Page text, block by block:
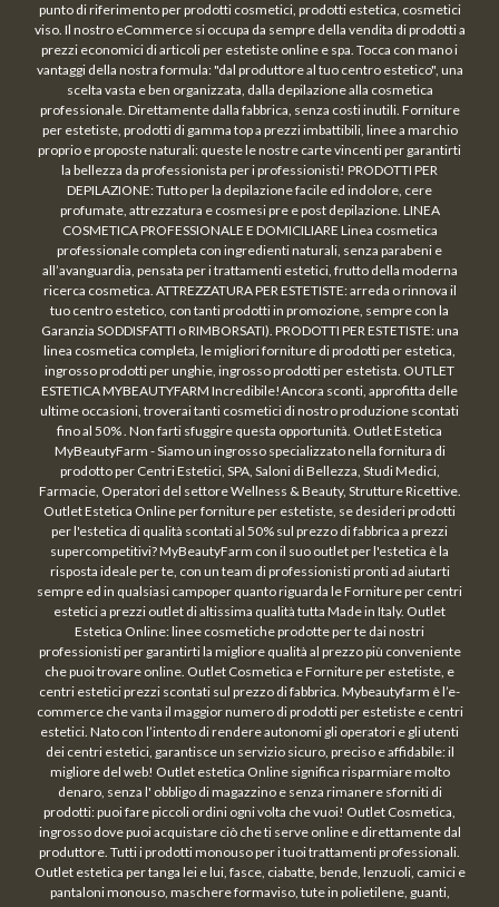
punto di riferimento per prodotti cosmetici, prodotti estetica, cosmetici
viso. Il nostro eCommerce si occupa da sempre della vendita di prodotti a
prezzi economici di articoli per estetiste online e spa. Tocca con mano i
vantaggi della nostra formula: "dal produttore al tuo centro estetico", una
scelta vasta e ben organizzata, dalla depilazione alla cosmetica
professionale. Direttamente dalla fabbrica, senza costi inutili. Forniture
per estetiste, prodotti di gamma top a prezzi imbattibili, linee a marchio
proprio e proposte naturali: queste le nostre carte vincenti per garantirti
la bellezza da professionista per i professionisti! PRODOTTI PER
DEPILAZIONE: Tutto per la depilazione facile ed indolore, cere
profumate, attrezzatura e cosmesi pre e post depilazione. LINEA
COSMETICA PROFESSIONALE E DOMICILIARE Linea cosmetica
professionale completa con ingredienti naturali, senza parabeni e
all’avanguardia, pensata per i trattamenti estetici, frutto della moderna
ricerca cosmetica. ATTREZZATURA PER ESTETISTE: arreda o rinnova il
tuo centro estetico, con tanti prodotti in promozione, sempre con la
Garanzia SODDISFATTI o RIMBORSATI). PRODOTTI PER ESTETISTE: una
linea cosmetica completa, le migliori forniture di prodotti per estetica,
ingrosso prodotti per unghie, ingrosso prodotti per estetista. OUTLET
ESTETICA MYBEAUTYFARM Incredibile!Ancora sconti, approfitta delle
ultime occasioni, troverai tanti cosmetici di nostro produzione scontati
fino al 50% . Non farti sfuggire questa opportunità. Outlet Estetica
MyBeautyFarm - Siamo un ingrosso specializzato nella fornitura di
prodotto per Centri Estetici, SPA, Saloni di Bellezza, Studi Medici,
Farmacie, Operatori del settore Wellness & Beauty, Strutture Ricettive.
Outlet Estetica Online per forniture per estetiste, se desideri prodotti
per l'estetica di qualità scontati al 50% sul prezzo di fabbrica a prezzi
supercompetitivi? MyBeautyFarm con il suo outlet per l'estetica è la
risposta ideale per te, con un team di professionisti pronti ad aiutarti
sempre ed in qualsiasi campoper quanto riguarda le Forniture per centri
estetici a prezzi outlet di altissima qualità tutta Made in Italy. Outlet
Estetica Online: linee cosmetiche prodotte per te dai nostri
professionisti per garantirti la migliore qualità al prezzo più conveniente
che puoi trovare online. Outlet Cosmetica e Forniture per estetiste, e
centri estetici prezzi scontati sul prezzo di fabbrica. Mybeautyfarm è l’e-
commerce che vanta il maggior numero di prodotti per estetiste e centri
estetici. Nato con l’intento di rendere autonomi gli operatori e gli utenti
dei centri estetici, garantisce un servizio sicuro, preciso e affidabile: il
migliore del web! Outlet estetica Online significa risparmiare molto
denaro, senza l' obbligo di magazzino e senza rimanere sforniti di
prodotti: puoi fare piccoli ordini ogni volta che vuoi! Outlet Cosmetica,
ingrosso dove puoi acquistare ciò che ti serve online e direttamente dal
produttore. Tutti i prodotti monouso per i tuoi trattamenti professionali.
Outlet estetica per tanga lei e lui, fasce, ciabatte, bende, lenzuoli, camici e
pantaloni monouso, maschere formaviso, tute in polietilene, guanti,